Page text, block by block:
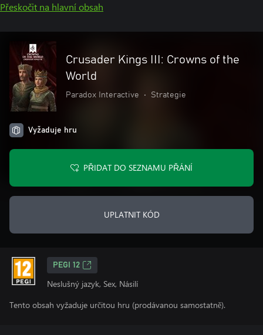
Přeskočit na hlavní obsah
Crusader Kings III: Crowns of the
World
Paradox Interactive • Strategie
Vyžaduje hru
PŘIDAT DO SEZNAMU PŘÁNÍ
UPLATNIT KÓD
PEGI 12
Neslušný jazyk, Sex, Násilí
Tento obsah vyžaduje určitou hru (prodávanou samostatně).